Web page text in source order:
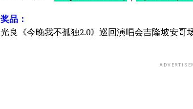
奖品：
光良《今晚我不孤独2.0》巡回演唱会吉隆坡安哥